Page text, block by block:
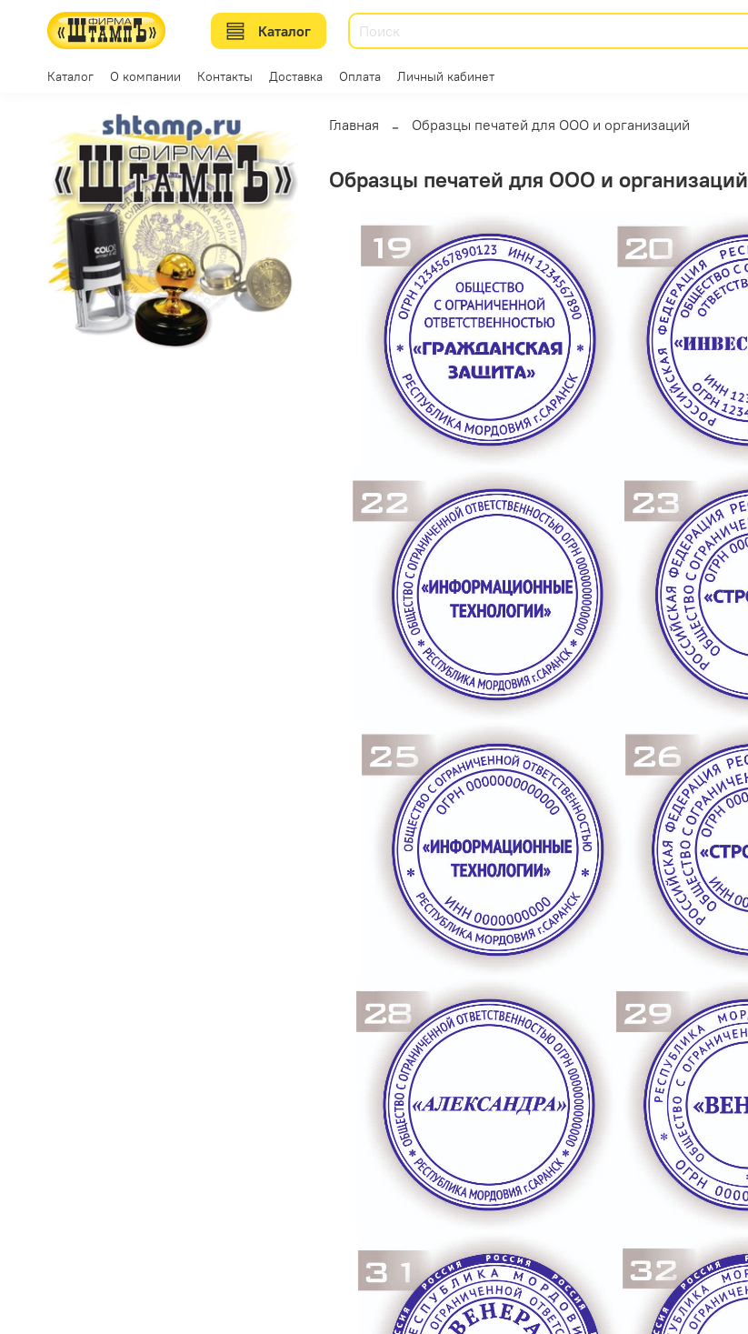
Каталог
Каталог О компании Контакты Доставка Оплата Личный кабинет
Главная Образцы печатей для ООО и организаций
Образцы печатей для ООО и организаций